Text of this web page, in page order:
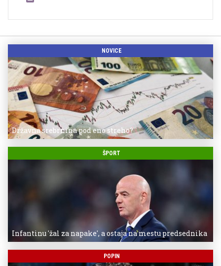
NOVICE
Državna srebrnina pod eno streho?
ŠPORT
Infantinu 'žal za napake', a ostaja na mestu predsednika
POPIN